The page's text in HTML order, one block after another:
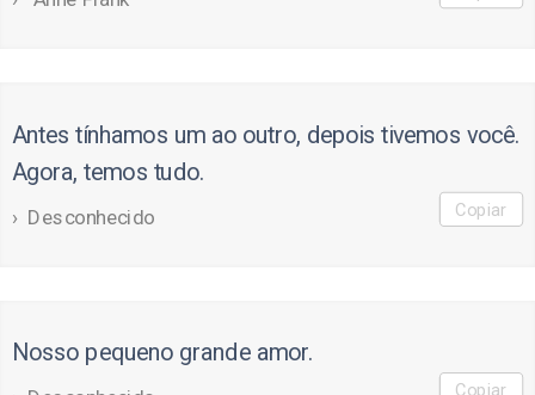
Antes tínhamos um ao outro, depois tivemos você.
Agora, temos tudo.
Desconhecido Copiar
Nosso pequeno grande amor.
Copiar